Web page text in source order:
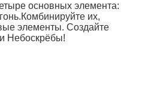
основных элемента:
их,
элементы. Создайте
Небоскрёбы!